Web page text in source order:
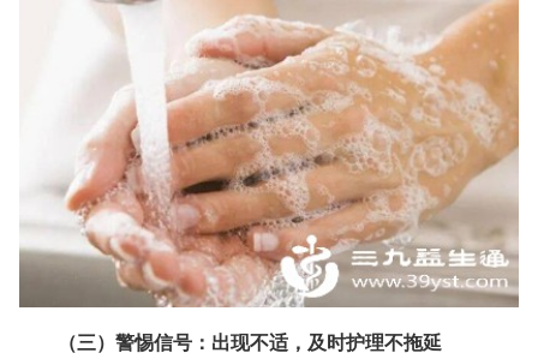
（三）警惕信号：出现不适，及时护理不拖延